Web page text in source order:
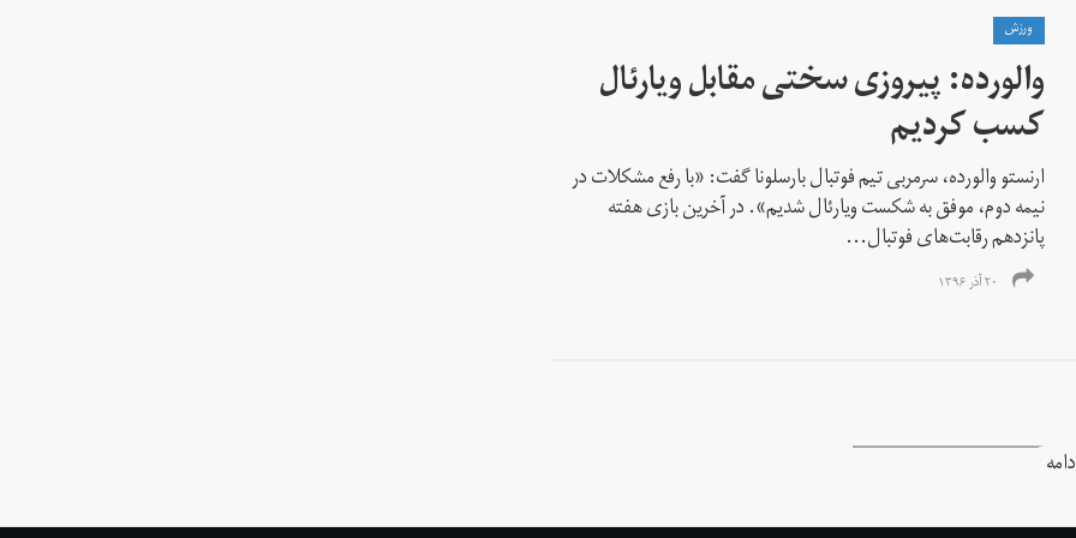
ورزش
والورده: پیروزی سختی مقابل ویارئال
کسب کردیم
ارنستو والورده، سرمربی تیم فوتبال بارسلونا گفت: «با رفع مشکلات در
نیمه دوم، موفق به شکست ویارئال شدیم». در آخرین بازی هفته
پانزدهم رقابت‌های فوتبال...
۲۰ آذر ۱۳۹۶